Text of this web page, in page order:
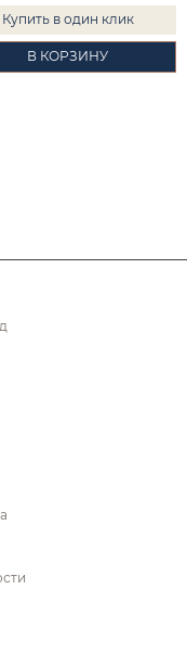
Купить в один клик
В КОРЗИНУ